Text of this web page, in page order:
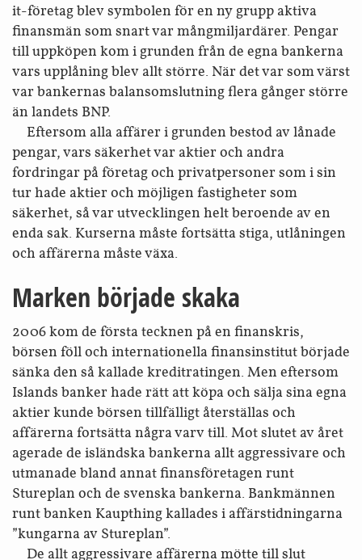
it-företag blev symbolen för en ny grupp aktiva
finansmän som snart var mång­miljardärer. Pengar
till uppköpen kom i grunden från de egna bankerna
vars upplåning blev allt större. När det var som värst
var bankernas balans­omslutning flera gånger större
än landets BNP.
Eftersom alla affärer i grunden bestod av lånade
pengar, vars säkerhet var aktier och andra
fordringar på företag och privat­personer som i sin
tur hade aktier och möjligen fastigheter som
säkerhet, så var utvecklingen helt beroende av en
enda sak. Kurserna måste fortsätta stiga, utlåningen
och affärerna måste växa.
Marken började skaka
2006 kom de första tecknen på en finans­kris,
börsen föll och inter­nationella finans­institut började
sänka den så kallade kredit­ratingen. Men eftersom
Islands banker hade rätt att köpa och sälja sina egna
aktier kunde börsen tillfälligt åter­ställas och
affärerna fortsätta några varv till. Mot slutet av året
agerade de isländska bankerna allt aggressivare och
utmanade bland annat finans­företagen runt
Stureplan och de svenska bankerna. Bankmännen
runt banken Kaupthing kallades i affärs­tidningarna
”kungarna av Stureplan”.
De allt aggressivare affärerna mötte till slut